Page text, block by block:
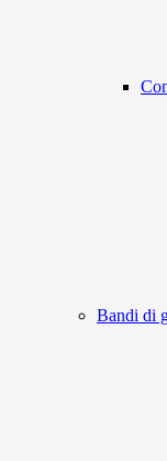
Bandi di